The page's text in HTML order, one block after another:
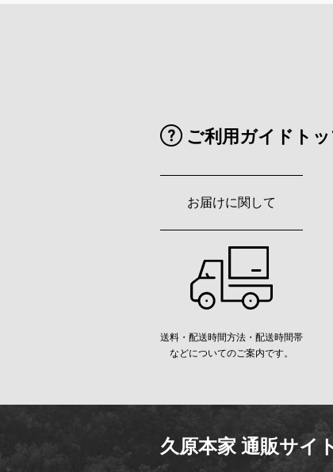
ご利用ガイドト
お届けに関して
送料・配送時間方法・配送時間帯
などについてのご案内です。
久原本家 通販サイ